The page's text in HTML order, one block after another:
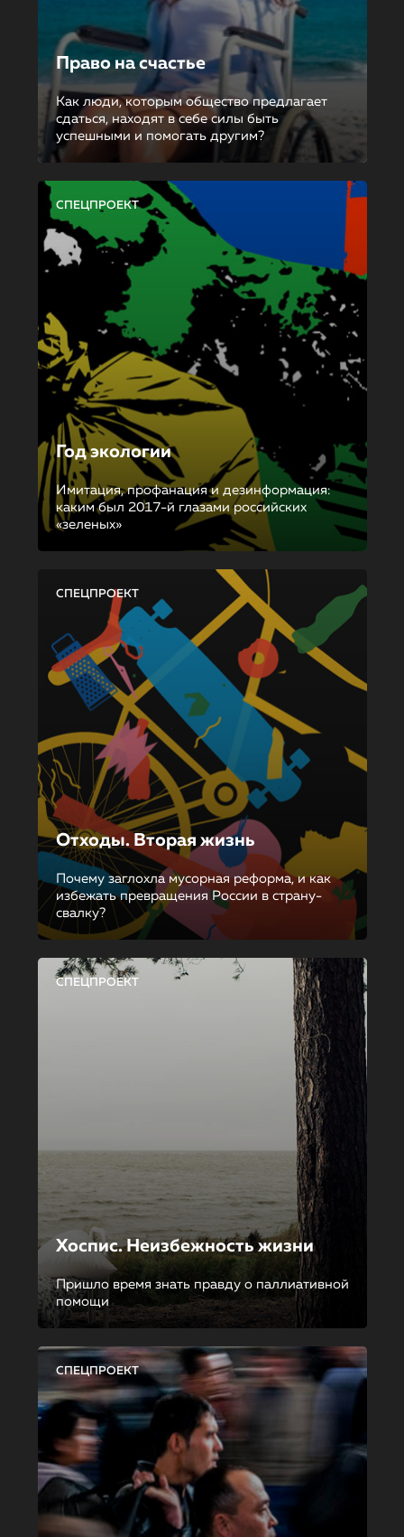
Право на счастье
Как люди, которым общество предлагает
сдаться, находят в себе силы быть
успешными и помогать другим?
СПЕЦПРОЕКТ
Год экологии
Имитация, профанация и дезинформация:
каким был 2017-й глазами российских
«зеленых»
СПЕЦПРОЕКТ
Отходы. Вторая жизнь
Почему заглохла мусорная реформа, и как
избежать превращения России в страну-
свалку?
СПЕЦПРОЕКТ
Хоспис. Неизбежность жизни
Пришло время знать правду о паллиативной
помощи
СПЕЦПРОЕКТ